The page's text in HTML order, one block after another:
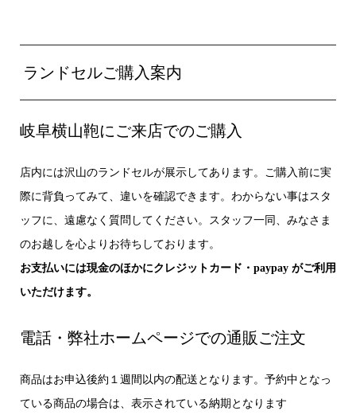
ランドセルご購入案内
岐阜横山鞄にご来店でのご購入
店内には沢山のランドセルが展示してあります。ご購入前に実
際に背負ってみて、違いを確認できます。わからない事はスタ
ッフに、遠慮なく質問してください。スタッフ一同、みなさま
のお越しを心よりお待ちしております。
お支払いには現金のほかにクレジットカード・paypay がご利用
いただけます。
電話・弊社ホームページでの通販ご注文
商品はお申込後約１週間以内の配送となります。予約中となっ
ている商品の場合は、表示されている納期となります